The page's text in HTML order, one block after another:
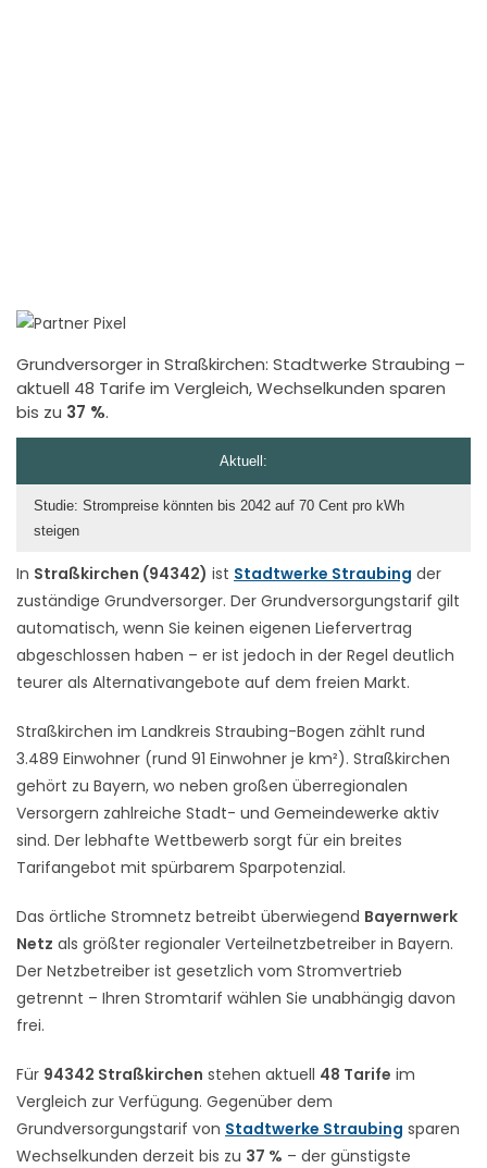
Grundversorger in Straßkirchen: Stadtwerke Straubing –
aktuell 48 Tarife im Vergleich, Wechselkunden sparen
bis zu 37 %.
In Straßkirchen (94342) ist Stadtwerke Straubing der
zuständige Grundversorger. Der Grundversorgungstarif gilt
automatisch, wenn Sie keinen eigenen Liefervertrag
abgeschlossen haben – er ist jedoch in der Regel deutlich
teurer als Alternativangebote auf dem freien Markt.
Straßkirchen im Landkreis Straubing-Bogen zählt rund
3.489 Einwohner (rund 91 Einwohner je km²). Straßkirchen
gehört zu Bayern, wo neben großen überregionalen
Versorgern zahlreiche Stadt- und Gemeindewerke aktiv
sind. Der lebhafte Wettbewerb sorgt für ein breites
Tarifangebot mit spürbarem Sparpotenzial.
Das örtliche Stromnetz betreibt überwiegend Bayernwerk
Netz als größter regionaler Verteilnetzbetreiber in Bayern.
Der Netzbetreiber ist gesetzlich vom Stromvertrieb
getrennt – Ihren Stromtarif wählen Sie unabhängig davon
frei.
Für 94342 Straßkirchen stehen aktuell 48 Tarife im
Vergleich zur Verfügung. Gegenüber dem
Grundversorgungstarif von Stadtwerke Straubing sparen
Wechselkunden derzeit bis zu 37 % – der günstigste
Aktuell:
Studie: Strompreise könnten bis 2042 auf 70 Cent pro kWh
steigen